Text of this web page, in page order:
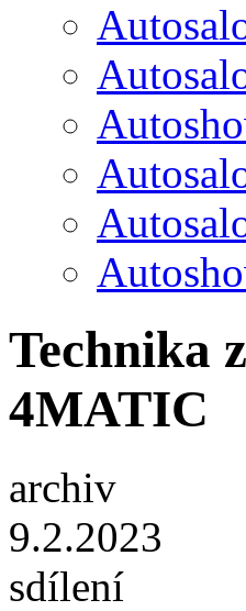
Technika
4MATIC
archiv
9.2.2023
sdílení